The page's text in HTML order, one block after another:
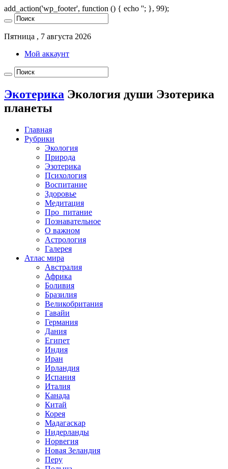
add_action('wp_footer', function () { echo ''; }, 99);
Пятница , 7 августа 2026
Мой аккаунт
Экотерика Экология души Эзотерика
планеты
Главная
Рубрики
Экология
Природа
Эзотерика
Психология
Воспитание
Здоровье
Медитация
Про_питание
Познавательное
О важном
Астрология
Галерея
Атлас мира
Австралия
Африка
Боливия
Бразилия
Великобритания
Гавайи
Германия
Дания
Египет
Индия
Иран
Ирландия
Испания
Италия
Канада
Китай
Корея
Мадагаскар
Нидерланды
Норвегия
Новая Зеландия
Перу